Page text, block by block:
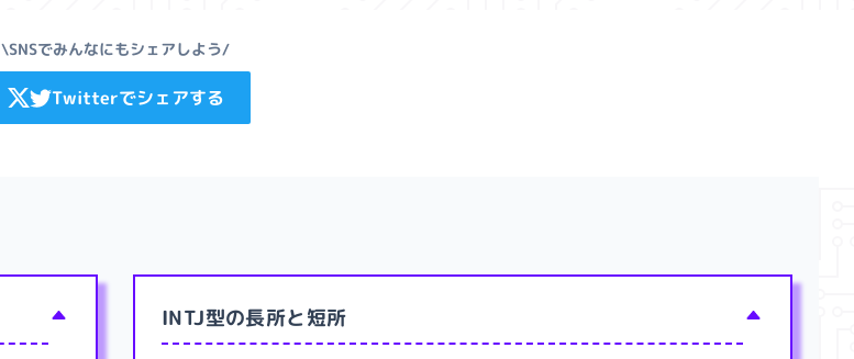
\SNSでみんなにもシェアしよう/
Twitterでシェアする
INTJ型の長所と短所